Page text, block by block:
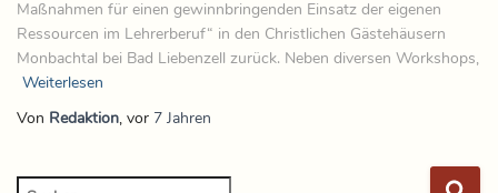
Maßnahmen für einen gewinnbringenden Einsatz der eigenen
Ressourcen im Lehrerberuf“ in den Christlichen Gästehäusern
Monbachtal bei Bad Liebenzell zurück. Neben diversen Workshops,
Weiterlesen
Von Redaktion, vor 7 Jahren